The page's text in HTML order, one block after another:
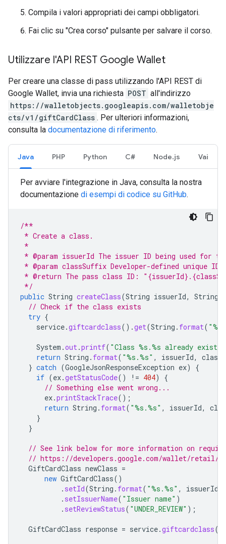
Compila i valori appropriati dei campi obbligatori.
Fai clic su "Crea corso" pulsante per salvare il corso.
Utilizzare l'API REST Google Wallet
Per creare una classe di pass utilizzando l'API REST di
Google Wallet, invia una richiesta POST all'indirizzo
https://walletobjects.googleapis.com/walletobje
cts/v1/giftCardClass . Per ulteriori informazioni,
consulta la documentazione di riferimento.
Java PHP Python C# Node.js Vai
Per avviare l'integrazione in Java, consulta la nostra
documentazione di esempi di codice su GitHub.
/**
* Create a class.
*
* @param issuerId The issuer ID being used for
* @param classSuffix Developer-defined unique
* @return The pass class ID:
*/
public String createClass(String issuerId, String
// Check if the class exists
try {
service.giftcardclass().get(String . format(
System .out.printf( "Class %s.%s already
return String . format( "%s.%s" , issuerId,
} catch (GoogleJsonResponseException ex)
{
if (ex.getStatusCode() != 404)
{
// Something else went wrong...
ex.printStackTrace();
return String . format( "%s.%s" , issuerId,
}
}
// See link below for more information on
// https://developers.google.com/wallet/retail/
GiftCardClass newClass =
new GiftCardClass()
. setId(String . format( "%s.%s" , issuerId
. setIssuerName( "Issuer name" )
. setReviewStatus( "UNDER_REVIEW" );
GiftCardClass response = service.giftcardclass